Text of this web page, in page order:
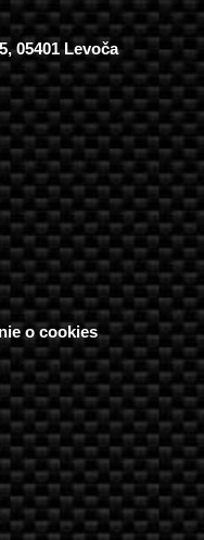
05401 Levoča
o cookies